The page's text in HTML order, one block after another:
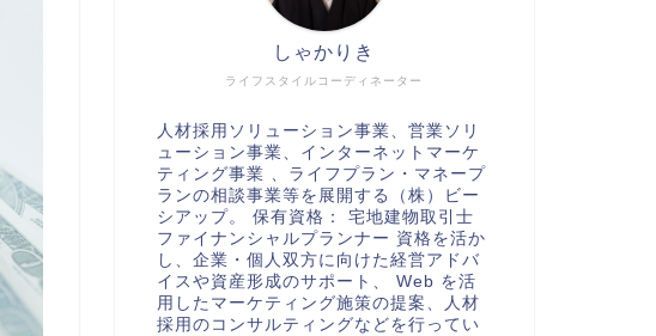
ライフスタイルコーディネーター
しゃかりき
人材採用ソリューション事業、営業ソリ
ューション事業、インターネットマーケ
ティング事業 、ライフプラン・マネープ
ランの相談事業等を展開する（株）ビー
シアップ。 保有資格： 宅地建物取引士
ファイナンシャルプランナー 資格を活か
し、企業・個人双方に向けた経営アドバ
イスや資産形成のサポート、 Web を活
用したマーケティング施策の提案、人材
採用のコンサルティングなどを行ってい